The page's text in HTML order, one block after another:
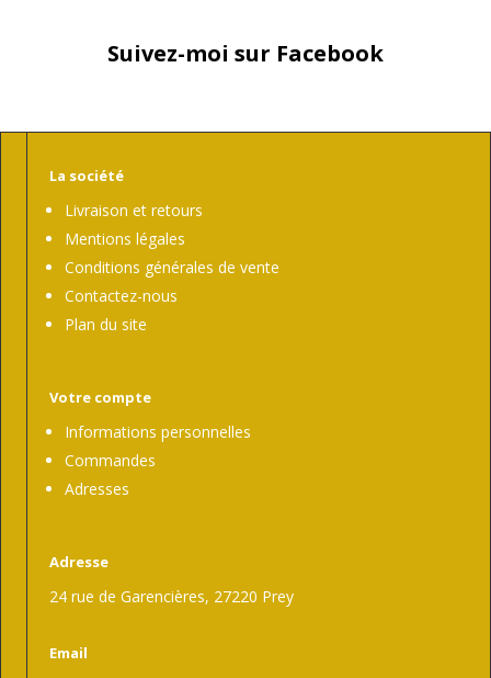
Suivez-moi sur Facebook
La société
Livraison et retours
Mentions légales
Conditions générales de vente
Contactez-nous
Plan du site
Votre compte
Informations personnelles
Commandes
Adresses
Adresse
24 rue de Garencières, 27220 Prey
Email